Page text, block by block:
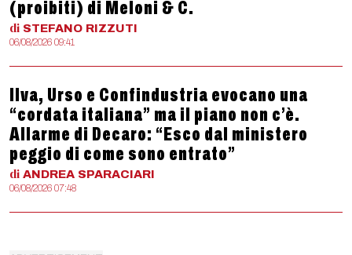
(proibiti) di Meloni & C.
di STEFANO RIZZUTI
06/08/2026 09:41
Ilva, Urso e Confindustria evocano una
“cordata italiana” ma il piano non c’è.
Allarme di Decaro: “Esco dal ministero
peggio di come sono entrato”
di ANDREA SPARACIARI
06/08/2026 07:48